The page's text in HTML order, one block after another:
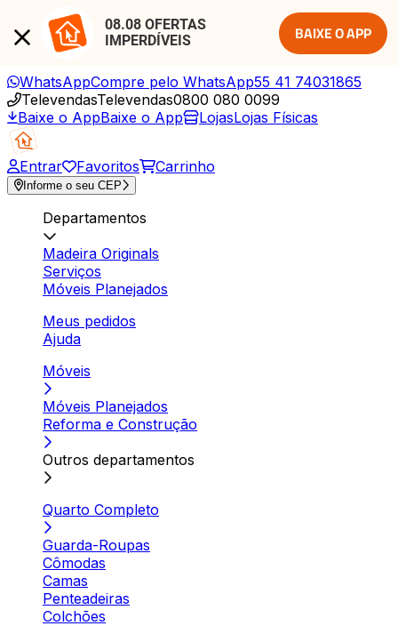
08.08 OFERTAS
IMPERDÍVEIS
BAIXE O APP
WhatsAppCompre pelo WhatsApp55 41 74031865
TelevendasTelevendas0800 080 0099
Baixe o AppBaixe o App LojasLojas Físicas
Entrar Favoritos Carrinho
Informe o seu CEP
Departamentos
Madeira Originals
Serviços
Móveis Planejados
Meus pedidos
Ajuda
Móveis
Móveis Planejados
Reforma e Construção
Outros departamentos
Quarto Completo
Guarda-Roupas
Cômodas
Camas
Penteadeiras
Colchões